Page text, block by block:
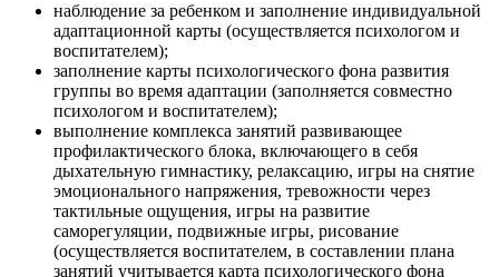
наблюдение за ребенком и заполнение индивидуальной
адаптационной карты (осуществляется психологом и
воспитателем);
заполнение карты психологического фона развития
группы во время адаптации (заполняется совместно
психологом и воспитателем);
выполнение комплекса занятий развивающее ­
профилактического блока, включающего в себя
дыхательную гимнастику, релаксацию, игры на снятие
эмоционального напряжения, тревожности через
тактильные ощущения, игры на развитие
саморегуляции, подвижные игры, рисование
(осуществляется воспитателем, в составлении плана
занятий учитывается карта психологического фона